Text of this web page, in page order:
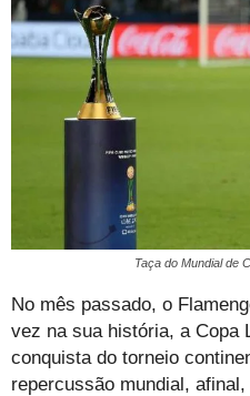
Taça do Mundial de
No mês passado, o
vez na sua história, a Copa
conquista do torneio
repercussão mundial, afinal,